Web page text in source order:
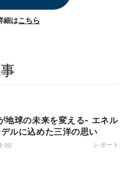
細はこちら
地球の未来を変える- エネル
ルに込めた三洋の思い
レポート